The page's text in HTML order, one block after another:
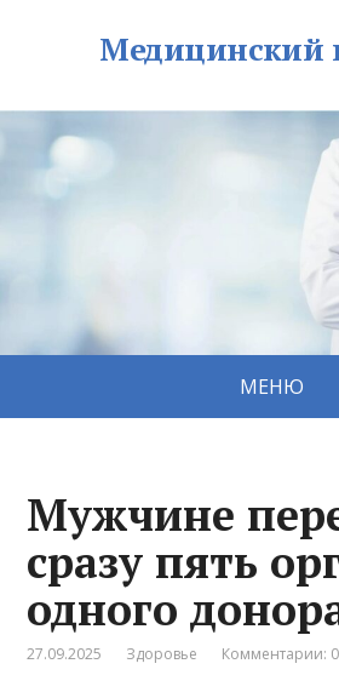
Медицинский
МЕНЮ
Мужчине
сразу пять
одного
27.09.2025 Здоровье Комментарии: 0